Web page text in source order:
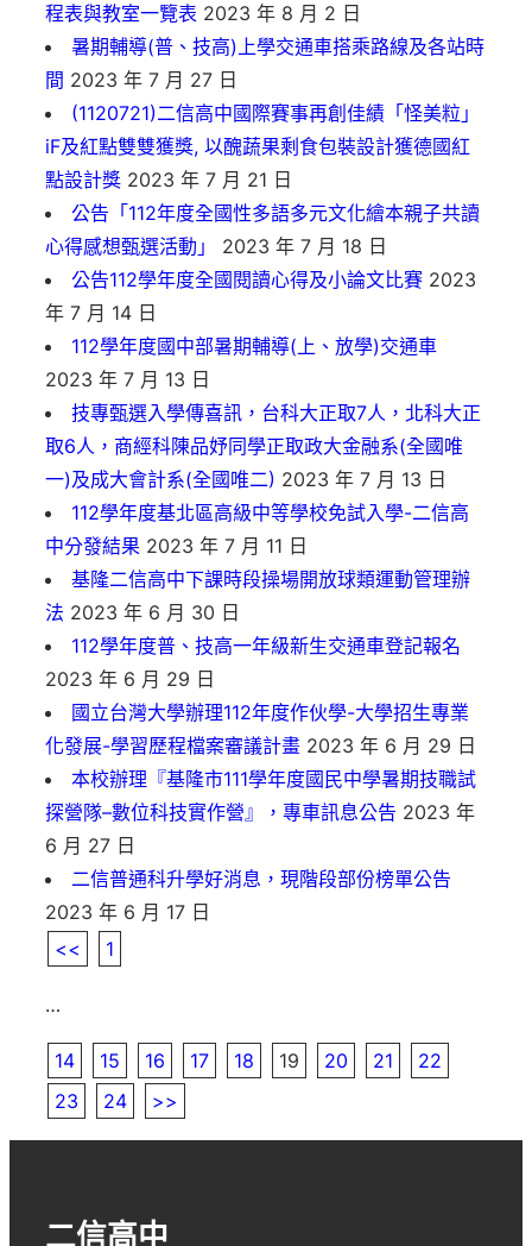
程表與教室一覽表 2023 年 8 月 2 日
暑期輔導(普、技高)上學交通車搭乘路線及各站時
間 2023 年 7 月 27 日
(1120721)二信高中國際賽事再創佳績「怪美粒」
iF及紅點雙雙獲獎, 以醜蔬果剩食包裝設計獲德國紅
點設計獎 2023 年 7 月 21 日
公告「112年度全國性多語多元文化繪本親子共讀
心得感想甄選活動」
2023 年 7 月 18 日
公告112學年度全國閱讀心得及小論文比賽 2023
年 7 月 14 日
112學年度國中部暑期輔導(上、放學)交通車
2023 年 7 月 13 日
技專甄選入學傳喜訊，台科大正取7人，北科大正
取6人，商經科陳品妤同學正取政大金融系(全國唯
一)及成大會計系(全國唯二) 2023 年 7 月 13 日
112學年度基北區高級中等學校免試入學-二信高
中分發結果 2023 年 7 月 11 日
基隆二信高中下課時段操場開放球類運動管理辦
法 2023 年 6 月 30 日
112學年度普、技高一年級新生交通車登記報名
2023 年 6 月 29 日
國立台灣大學辦理112年度作伙學-大學招生專業
化發展-學習歷程檔案審議計畫 2023 年 6 月 29 日
本校辦理『基隆市111學年度國民中學暑期技職試
探營隊–數位科技實作營』，專車訊息公告 2023 年
6 月 27 日
二信普通科升學好消息，現階段部份榜單公告
2023 年 6 月 17 日
<<
1
…
14 15 16 17 18 19 20 21
22
23
24 >>
二信高中